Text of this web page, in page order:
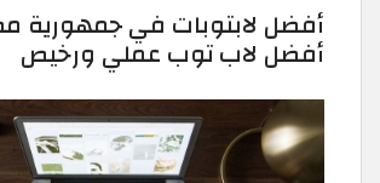
أفضل لابتوبات في جمهورية
أفضل لاب توب عملي ورخيص